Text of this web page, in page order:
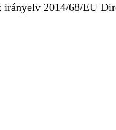
irányelv 2014/68/EU